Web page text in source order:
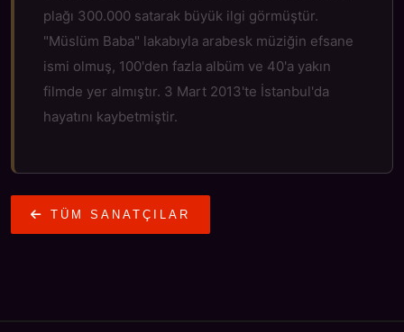
plağı 300.000 satarak büyük ilgi görmüştür.
"Müslüm Baba" lakabıyla arabesk müziğin efsane
ismi olmuş, 100'den fazla albüm ve 40'a yakın
filmde yer almıştır. 3 Mart 2013'te İstanbul'da
hayatını kaybetmiştir.
TÜM SANATÇILAR